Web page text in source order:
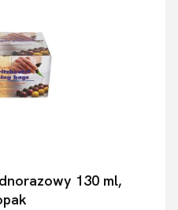
130 ml,